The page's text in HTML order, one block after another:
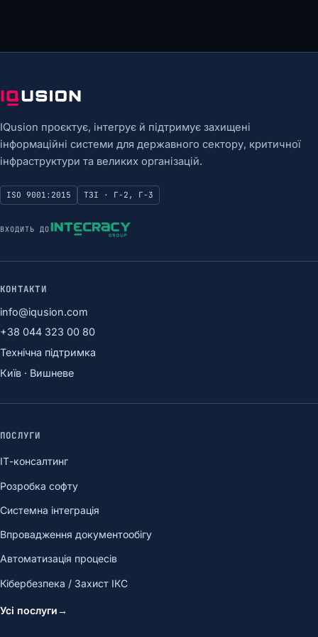
IQusion проєктує, інтегрує й підтримує захищені
інформаційні системи для державного сектору, критичної
інфраструктури та великих організацій.
ISO 9001:2015 ТЗІ · Г-2, Г-3
ВХОДИТЬ ДО
КОНТАКТИ
info@iqusion.com
+38 044 323 00 80
Технічна підтримка
Київ · Вишневе
ПОСЛУГИ
ІТ-консалтинг
Розробка софту
Системна інтеграція
Впровадження документообігу
Автоматизація процесів
Кібербезпека / Захист ІКС
Усі послуги→